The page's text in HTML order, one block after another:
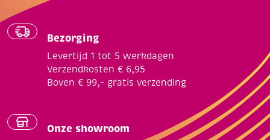
Bezorging
Levertijd 1 tot 5 werkdagen
Verzendkosten € 6,95
Boven € 99,- gratis verzending
Onze showroom